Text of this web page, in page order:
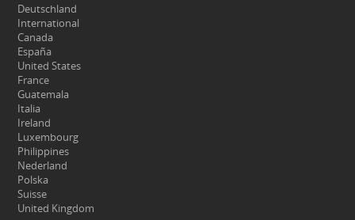
Deutschland
International
Canada
España
United States
France
Guatemala
Italia
Ireland
Luxembourg
Philippines
Nederland
Polska
Suisse
United Kingdom